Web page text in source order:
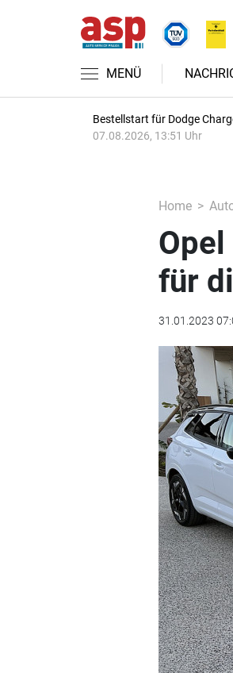
MENÜ
Bestellstart für Dodge
07.08.2026, 13:51 Uhr
Home
für
31.01.2023